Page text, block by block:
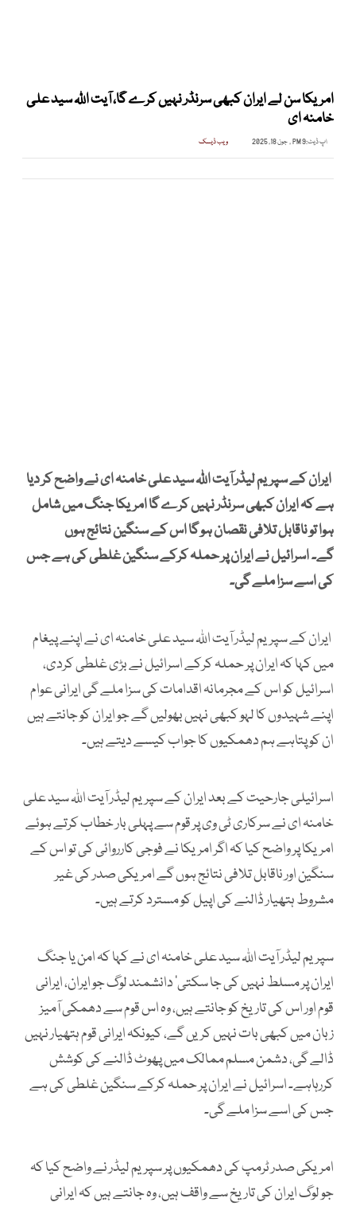
امریکا سن لے ایران کبھی سرنڈر نہیں کرے گا، آیت اللہ سید علی
خامنہ ای
اپ ڈیٹ:9 PM , جون 18, 2025 ویب ڈیسک
ایران کے سپریم لیڈر آیت اللہ سید علی خامنہ ای نے واضح کر دیا
ہے کہ ایران کبھی سرنڈر نہیں کرے گا امریکا جنگ میں شامل
ہوا تو ناقابل تلافی نقصان ہو گا اس کے سنگین نتائج ہوں
گے۔ اسرائیل نے ایران پر حملہ کرکے سنگین غلطی کی ہے جس
کی اسے سزا ملے گی۔
ایران کے سپریم لیڈر آیت اللہ سید علی خامنہ ای نے اپنے پیغام
میں کہا کہ ایران پر حملہ کرکے اسرائیل نے بڑی غلطی کردی،
اسرائیل کو اس کے مجرمانہ اقدامات کی سزا ملے گی ایرانی عوام
اپنے شہیدوں کا لہو کبھی نہیں بھولیں گے جو ایران کو جانتے ہیں
ان کو پتاہے ہم دھمکیوں کا جواب کیسے دیتے ہیں۔
اسرائیلی جارحیت کے بعد ایران کے سپریم لیڈر آیت اللہ سید علی
خامنہ ای نے سرکاری ٹی وی پر قوم سے پہلی بار خطاب کرتے ہوئے
امریکا پر واضح کیا کہ اگر امریکا نے فوجی کارروائی کی تو اس کے
سنگین اور ناقابل تلافی نتائج ہوں گے امریکی صدر کی غیر
مشروط ہتھیار ڈالنے کی اپیل کو مسترد کرتے ہیں۔
سپریم لیڈر آیت اللہ سید علی خامنہ ای نے کہا کہ امن یا جنگ
ایران پر مسلط نہیں کی جا سکتی‘ دانشمند لوگ جو ایران، ایرانی
قوم اور اس کی تاریخ کو جانتے ہیں، وہ اس قوم سے دھمکی آمیز
زبان میں کبھی بات نہیں کریں گے، کیونکہ ایرانی قوم ہتھیار نہیں
ڈالے گی، دشمن مسلم ممالک میں پھوٹ ڈالنے کی کوشش
کررہاہے۔ اسرائیل نے ایران پر حملہ کرکے سنگین غلطی کی ہے
جس کی اسے سزا ملے گی۔
امریکی صدر ٹرمپ کی دھمکیوں پر سپریم لیڈر نے واضح کیا کہ
جو لوگ ایران کی تاریخ سے واقف ہیں، وہ جانتے ہیں کہ ایرانی